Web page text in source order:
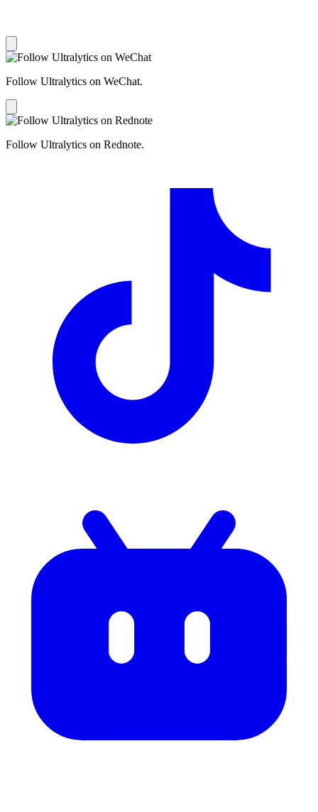
Follow Ultralytics on WeChat.
Follow Ultralytics on Rednote.